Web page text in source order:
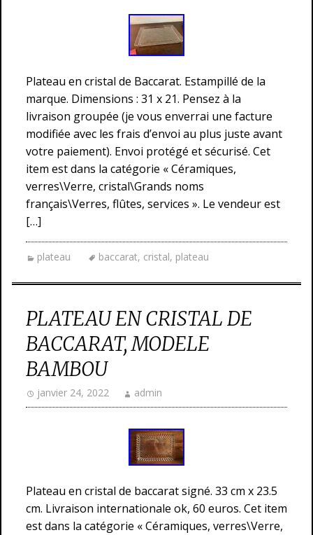
Plateau en cristal de Baccarat. Estampillé de la
marque. Dimensions : 31 x 21. Pensez à la
livraison groupée (je vous enverrai une facture
modifiée avec les frais d’envoi au plus juste avant
votre paiement). Envoi protégé et sécurisé. Cet
item est dans la catégorie « Céramiques,
verres\Verre, cristal\Grands noms
français\Verres, flûtes, services ». Le vendeur est
[…]
plateau baccarat, cristal, plateau
PLATEAU EN CRISTAL DE
BACCARAT, MODELE
BAMBOU
janvier 24, 2022 admin
Plateau en cristal de baccarat signé. 33 cm x 23.5
cm. Livraison internationale ok, 60 euros. Cet item
est dans la catégorie « Céramiques, verres\Verre,